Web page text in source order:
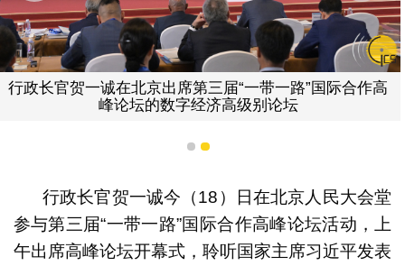
行政长官贺一诚在北京出席第三届“一带一路”国际合作高
峰论坛的数字经济高级别论坛
1 2
行政长官贺一诚今（18）日在北京人民大会堂
参与第三届“一带一路”国际合作高峰论坛活动，上
午出席高峰论坛开幕式，聆听国家主席习近平发表